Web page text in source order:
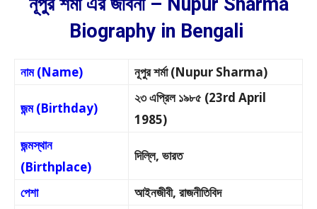
Biography in Bengali
নাম (Name) নূপুর শর্মা (Nupur Sharma)
জন্ম (Birthday)
২৩ এপ্রিল ১৯৮৫ (23rd April
1985)
জন্মস্থান
(Birthplace)
দিল্লি, ভারত
পেশা
আইনজীবী, রাজনীতিবিদ